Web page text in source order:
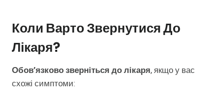
Коли Варто Звернутися До
Лікаря?
Обов’язково зверніться до лікаря, якщо у вас
схожі симптоми: